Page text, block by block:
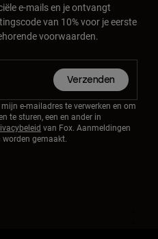
e-mails en je ontvangt
van 10% voor je eerste
voorwaarden.
Verzenden
e-mailadres te verwerken en om
te sturen, een en ander in
van Fox. Aanmeldingen
gemaakt.